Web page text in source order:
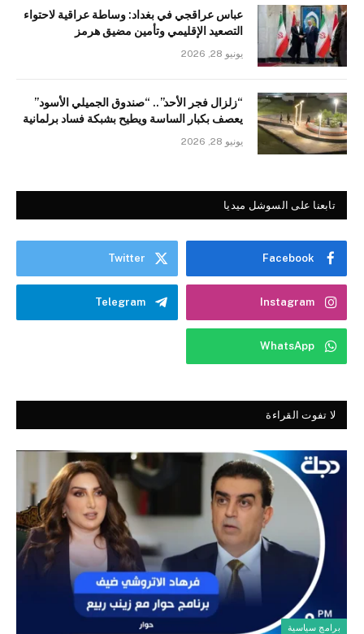
عباس عراقجي في بغداد: وساطة عراقية لاحتواء
التصعيد الإقليمي وتأمين مضيق هرمز
يونيو 28, 2026
“زلزال فجر الأحد”.. “صندوق الجميلي الأسود”
يعصف بكبار الساسة ويطيح بشبكة فساد برلمانية
يونيو 28, 2026
تابعنا على السوشل ميديا
Facebook
Twitter
Instagram
Telegram
WhatsApp
لا تفوت القراءة
برامج سياسية